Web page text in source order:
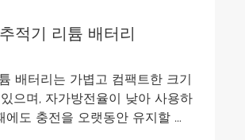
추적기 리튬 배터리
배터리는 가볍고 컴팩트한 크기
으며, 자가방전율이 낮아 사용하
에도 충전을 오랫동안 유지할 수